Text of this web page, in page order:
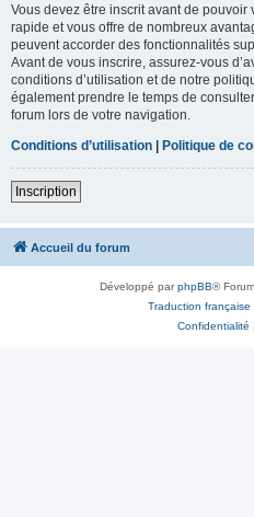
Vous devez être inscrit avant de pouvoir
rapide et vous offre de nombreux
peuvent accorder des fonctionnalités
Avant de vous inscrire, assurez-vous
conditions d’utilisation et de notre
également prendre le temps de
forum lors de votre navigation.
Conditions d’utilisation | Politique de
Inscription
Accueil du forum
Développé parphpBB®
Traduction française
Confidentialité